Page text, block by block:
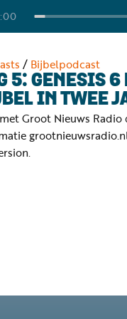
/ Bijbelpodcast
5: GENESIS 6
IN TWEE
Groot Nieuws